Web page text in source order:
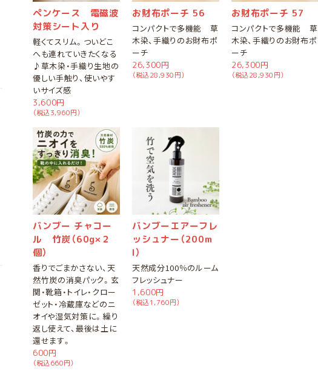
ペンケース 電磁波
対策シート入り
軽くてスリム。ついどこ
へも連れていきたくなる
♪草木染・手織り生地の
優しい手触り、使いやす
いサイズ感
3,600円
（税込3,960円）
お財布ポーチ 56
コンパクトで多機能 草
木染、手織りのお財布ポ
ーチ
26,300円
（税込28,930円）
お財布ポーチ 57
コンパクトで多機能 草
木染、手織りのお財布ポ
ーチ
26,300円
（税込28,930円）
バンブー チャコー
ル 竹炭（60g×２
個）
香りでごまかさない、天
然竹炭の消臭パック。玄
関・靴箱・トイレ・クロー
ゼット・冷蔵庫などのニ
オイや湿気対策に。繰り
返し使えて、最後は土に
還せます。
600円
（税込660円）
バンブーエアーフレ
ッシュナー（200m
l）
天然成分100％のルーム
フレッシュナー
1,600円
（税込1,760円）